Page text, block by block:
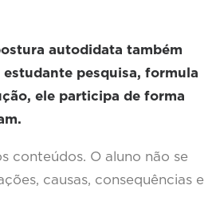
autodidata também
pesquisa, formula
ele participa de forma
conteúdos. O aluno não se
causas, consequências e